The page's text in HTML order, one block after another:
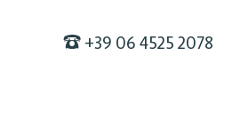
F +39 06 4525 2078